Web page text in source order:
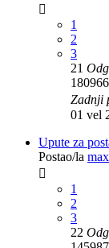
1
2
3
21
Zadnji
01 vel
Upute za
Postao/la
1
2
3
22